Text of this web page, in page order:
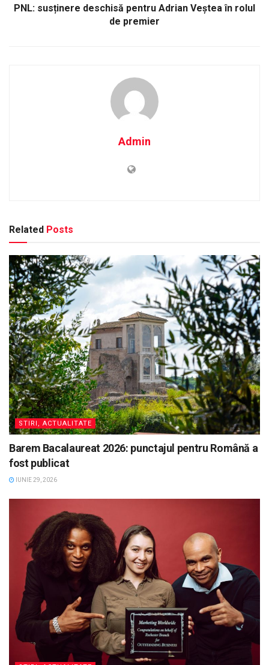
PNL: susținere deschisă pentru Adrian Veștea în rolul
de premier
Admin
Related Posts
STIRI, ACTUALITATE
Barem Bacalaureat 2026: punctajul pentru Română a
fost publicat
IUNIE 29, 2026